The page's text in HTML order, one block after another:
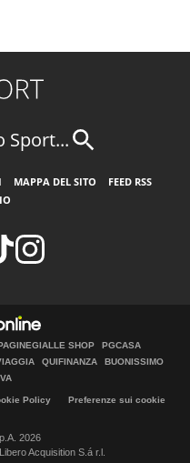
Sport...
MAPPA DEL SITO
FEED RSS
SHOP
PGCASA
QUIFINANZA
BUONISSIMO
Policy
Preferenze sui cookie
2026
Acquisition S.á r.l.